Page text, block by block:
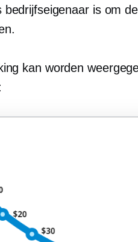
bedrijfseigenaar is om
kan worden